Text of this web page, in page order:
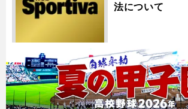
法について